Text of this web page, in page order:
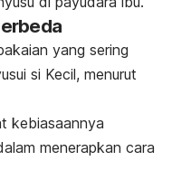
yang sering
si Kecil, menurut
kebiasaannya
menerapkan cara